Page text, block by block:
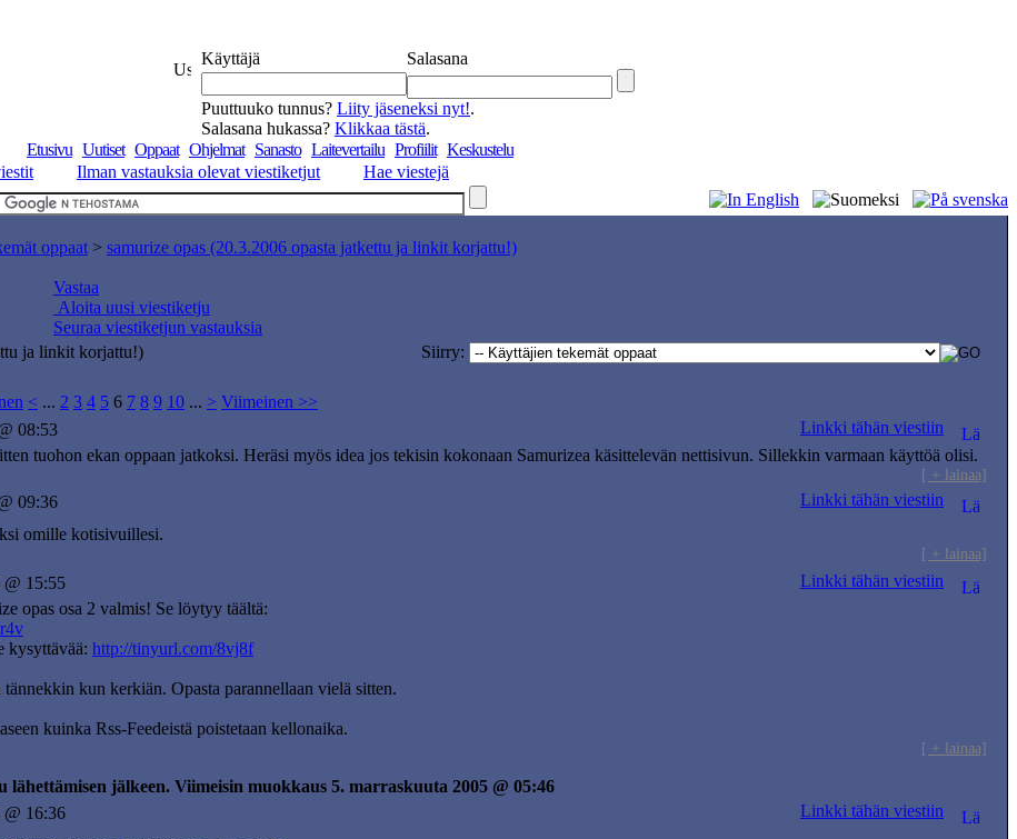
Käyttäjä
Salasana
Puuttuuko tunnus? Liity jäseneksi nyt!.
Salasana hukassa? Klikkaa tästä.
Etusivu Uutiset Oppaat Ohjelmat Sanasto Laitevertailu Profiilit Keskustelu
Ilman vastauksia olevat viestiketjut
Hae viestejä
oppaat > samurize opas (20.3.2006 opasta jatkettu ja linkit korjattu!)
Vastaa
Aloita uusi viestiketju
Seuraa viestiketjun vastauksia
ja linkit korjattu!)
Siirry:
< ... 2 3 4 5 6 7 8 9 10 ... > Viimeinen >>
08:53
Linkki tähän viestiin
tuohon ekan oppaan jatkoksi. Heräsi myös idea jos tekisin kokonaan Samurizea käsittelevän nettisivun. Sillekkin varmaan käyttöä olisi.
[ + lainaa]
09:36
Linkki tähän viestiin
omille kotisivuillesi.
[ + lainaa]
@ 15:55
Linkki tähän viestiin
opas osa 2 valmis! Se löytyy täältä:
kysyttävää: http://tinyurl.com/8vj8f
tännekkin kun kerkiän. Opasta parannellaan vielä sitten.
kuinka Rss-Feedeistä poistetaan kellonaika.
[ + lainaa]
lähettämisen jälkeen. Viimeisin muokkaus 5. marraskuuta 2005 @ 05:46
@ 16:36
Linkki tähän viestiin